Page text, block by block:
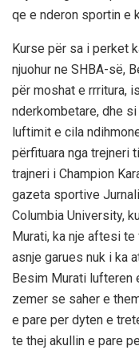
qe e nderon sportin e
Kurse për sa i perket
njuohur ne SHBA-së,
për moshat e rrritura,
nderkombetare, dhe
luftimit e cila
përfituara nga trejneri
trajneri i Champion
gazeta sportive
Columbia University,
Murati, ka nje aftesi
asnje garues nuk i ka
Besim Murati lufteren
zemer se saher e
e pare per dyten e
te thej akullin e pare